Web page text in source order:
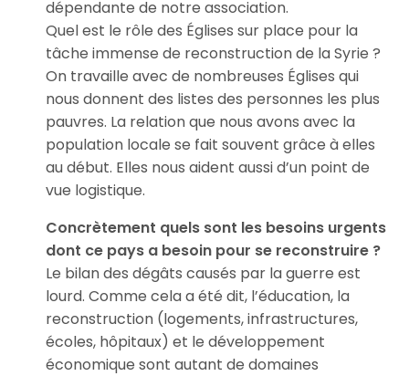
dépendante de notre association.
Quel est le rôle des Églises sur place pour la
tâche immense de reconstruction de la Syrie ?
On travaille avec de nombreuses Églises qui
nous donnent des listes des personnes les plus
pauvres. La relation que nous avons avec la
population locale se fait souvent grâce à elles
au début. Elles nous aident aussi d’un point de
vue logistique.
Concrètement quels sont les besoins urgents
dont ce pays a besoin pour se reconstruire ?
Le bilan des dégâts causés par la guerre est
lourd. Comme cela a été dit, l’éducation, la
reconstruction (logements, infrastructures,
écoles, hôpitaux) et le développement
économique sont autant de domaines